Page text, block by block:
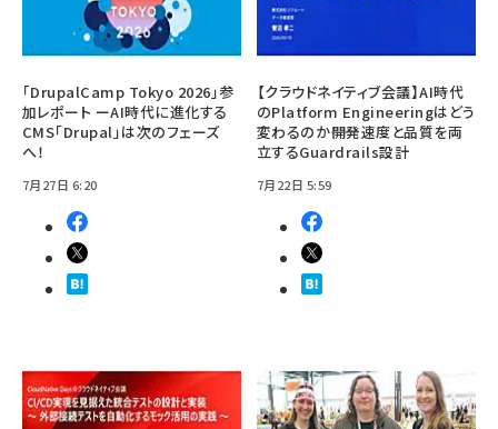
「DrupalCamp Tokyo 2026」参
加レポート ーAI時代に進化する
CMS「Drupal」は次のフェーズ
へ！
7月27日 6:20
【クラウドネイティブ会議】AI時代
のPlatform Engineeringはどう
変わるのか――開発速度と品質を両
立するGuardrails設計
7月22日 5:59